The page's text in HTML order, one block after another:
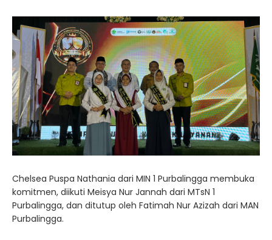
Chelsea Puspa Nathania dari MIN 1 Purbalingga membuka
komitmen, diikuti Meisya Nur Jannah dari MTsN 1
Purbalingga, dan ditutup oleh Fatimah Nur Azizah dari MAN
Purbalingga.